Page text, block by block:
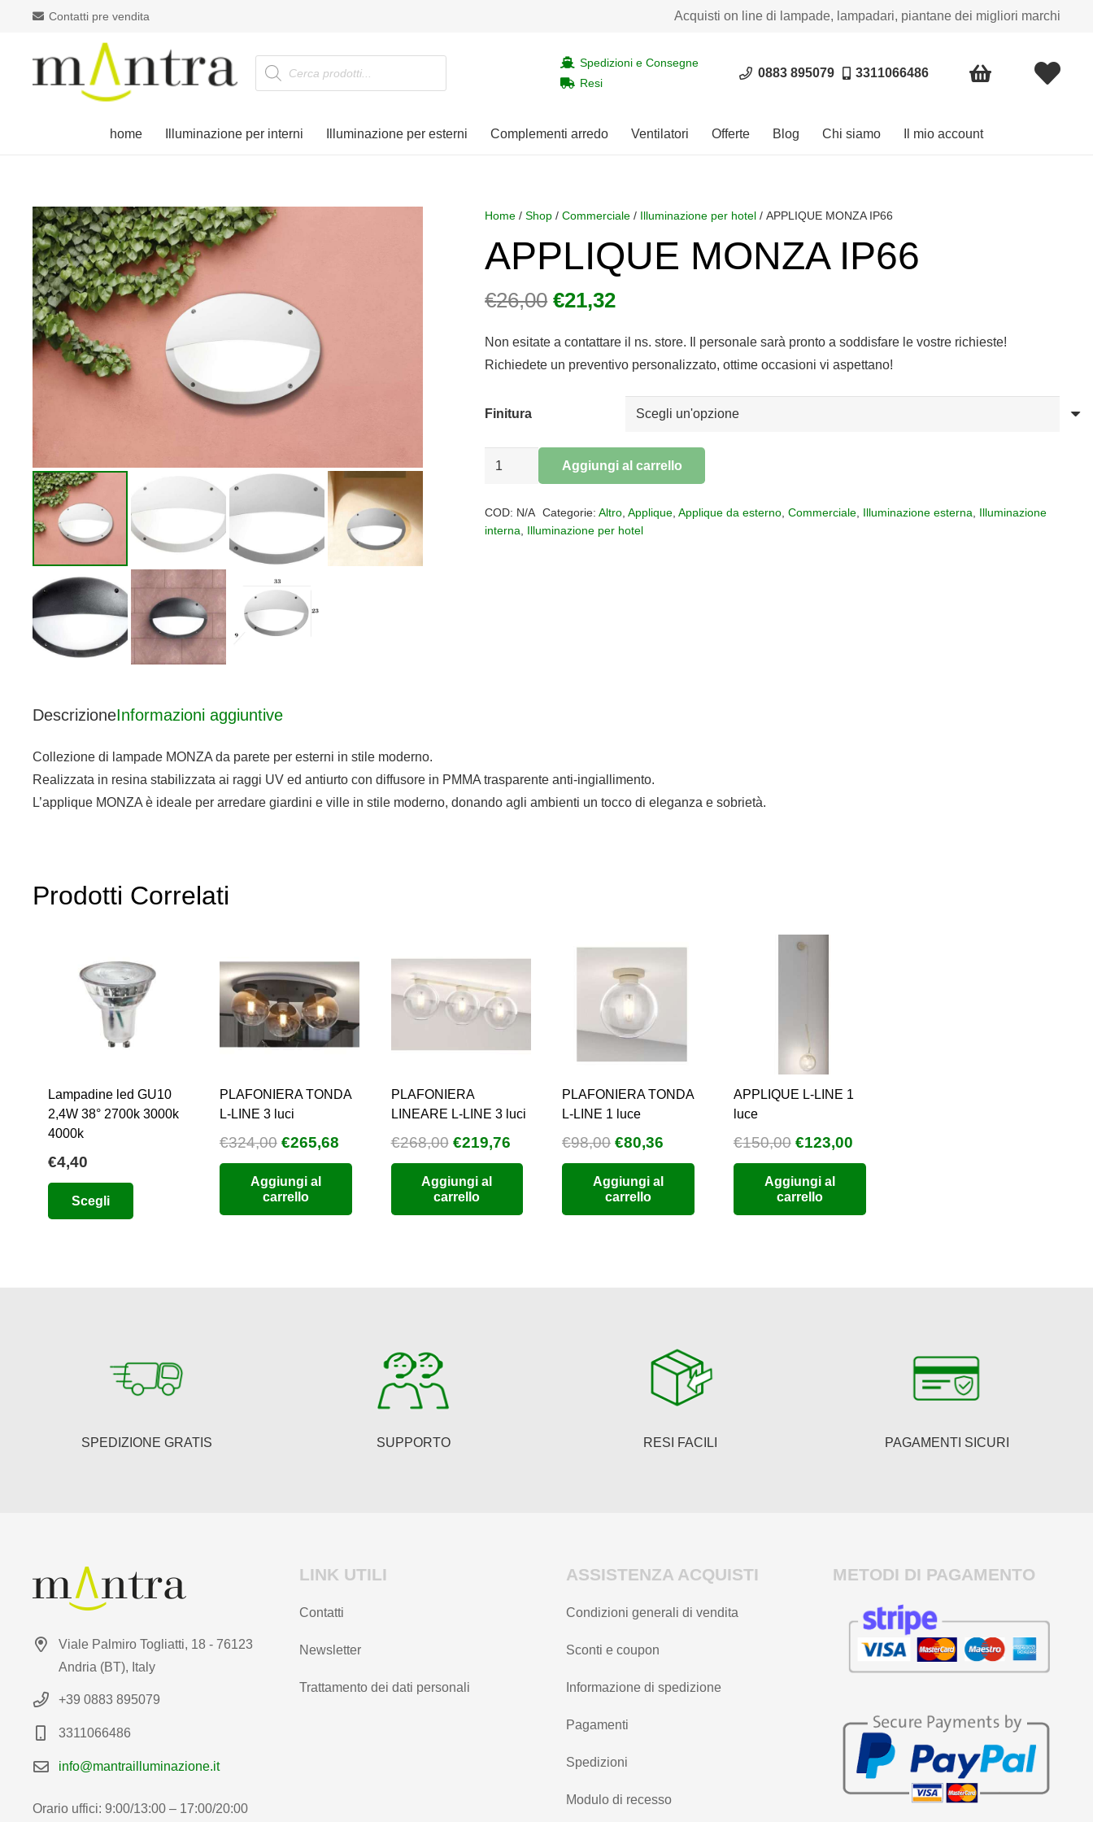
Contatti pre vendita Acquisti on line di lampade, lampadari, piantane dei migliori marchi
Products
search
Spedizioni e Consegne
Resi
0883 895079 3311066486
home Illuminazione per interni Illuminazione per esterni Complementi arredo Ventilatori Offerte Blog Chi siamo Il mio account
Home /Shop /Commerciale / Illuminazione per hotel / APPLIQUE MONZA IP66
APPLIQUE MONZA IP66
€26,00 Il
originale
era:
€21,32Il
attuale
è:
Non esitate a contattare il ns. store. Il personale sarà pronto a soddisfare le vostre richieste!
Richiedete un preventivo personalizzato, ottime occasioni vi aspettano!
Finitura
APPLIQUE
quantità
Aggiungi al carrello
COD: N/A Categorie: Altro, Applique, Applique da esterno, Commerciale, Illuminazione esterna
Illuminazione
interna
Illuminazione per hotel
DescrizioneInformazioni aggiuntive
Collezione di lampade MONZA da parete per esterni in stile moderno.
Realizzata in resina stabilizzata ai raggi UV ed antiurto con diffusore in PMMA trasparente anti-ingiallimento.
L’applique MONZA è ideale per arredare giardini e ville in stile moderno, donando agli ambienti un tocco di eleganza e sobrietà.
Prodotti Correlati
Lampadine led GU10
2,4W 38° 2700k 3000k
4000k
€4,40
Scegli
essere
scelte
PLAFONIERA TONDA
L-LINE 3 luci
€324,00 Il
prezzo
originale
era:
€265,68Il
prezzo
Aggiungi al
carrello
PLAFONIERA
LINEARE L-LINE 3 luci
€268,00 Il
prezzo
originale
era:
€219,76Il
prezzo
Aggiungi al
carrello
PLAFONIERA TONDA
L-LINE 1 luce
€98,00 Il
prezzo
originale
era:
€80,36
prezzo
attuale
Aggiungi al
carrello
APPLIQUE L-LINE 1
luce
€150,00 Il
prezzo
originale
era:
€123,00Il
prezzo
Aggiungi al
carrello
SPEDIZIONE GRATIS SUPPORTO RESI FACILI PAGAMENTI SICURI
Viale Palmiro Togliatti, 18 - 76123
Andria (BT), Italy
+39 0883 895079
3311066486
info@mantrailluminazione.it
Orario uffici: 9:00/13:00 – 17:00/20:00
LINK UTILI
Contatti
Newsletter
Trattamento dei dati personali
ASSISTENZA ACQUISTI
Condizioni generali di vendita
Sconti e coupon
Informazione di spedizione
Pagamenti
Spedizioni
Modulo di recesso
METODI DI PAGAMENTO